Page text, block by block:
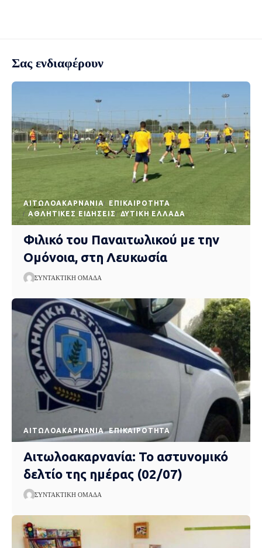
Σας ενδιαφέρουν
AΙΤΩΛΟΑΚΑΡΝΑΝΊΑ
EΠΙΚΑΙΡΌΤΗΤΑ
ΑΘΛΗΤΙΚΈΣ ΕΙΔΉΣΕΙΣ
ΔΥΤΙΚΉ ΕΛΛΆΔΑ
Φιλικό του Παναιτωλικού με την
Ομόνοια, στη Λευκωσία
ΣΥΝΤΑΚΤΙΚΉ ΟΜΆΔΑ
AΙΤΩΛΟΑΚΑΡΝΑΝΊΑ EΠΙΚΑΙΡΌΤΗΤΑ
Αιτωλοακαρνανία: Το αστυνομικό
δελτίο της ημέρας (02/07)
ΣΥΝΤΑΚΤΙΚΉ ΟΜΆΔΑ